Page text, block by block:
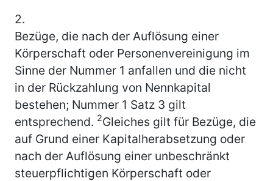
2.
Bezüge, die nach der Auflösung einer
Körperschaft oder Personenvereinigung im
Sinne der Nummer 1 anfallen und die nicht
in der Rückzahlung von Nennkapital
bestehen; Nummer 1 Satz 3 gilt
entsprechend. 2Gleiches gilt für Bezüge, die
auf Grund einer Kapitalherabsetzung oder
nach der Auflösung einer unbeschränkt
steuerpflichtigen Körperschaft oder